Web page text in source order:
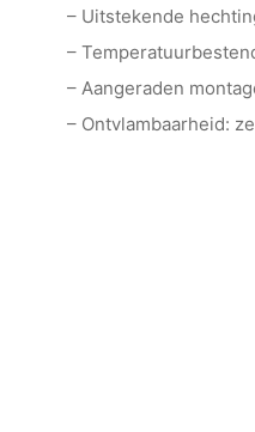
– Uitstekende
–
– Aangeraden
– Ontvlambaarheid: